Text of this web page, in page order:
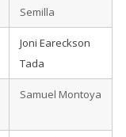
Semilla
Joni Eareckson
Tada
Samuel Montoya